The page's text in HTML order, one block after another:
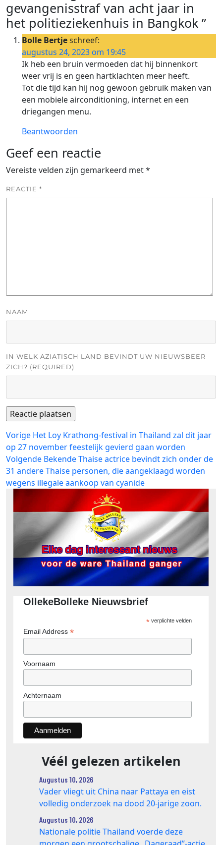
gevangenisstraf van acht jaar in
het politieziekenhuis in Bangkok ”
Bolle Bertjeschreef:
augustus 24, 2023 om 19:45
Ik heb een bruin vermoeden dat hij binnenkort
weer vrij is en geen hartklachten meer heeft.
Tot die tijd kan hij nog gewoon gebruik maken van
een mobiele airconditioning, internet en een
driegangen menu.
Beantwoorden
Geef een reactie
Vereiste velden zijn gemarkeerd met*
REACTIE *
NAAM
IN WELK AZIATISCH LAND BEVINDT UW NIEUWSBEER
ZICH? (REQUIRED)
Bericht
navigatie
Vorige Vorig
bericht:
Het Loy Krathong-festival in Thailand zal dit jaar
op 27 november feestelijk gevierd gaan worden
Volgende Volgend
bericht:
Bekende Thaise actrice bevindt zich onder de
31 andere Thaise personen, die aangeklaagd worden
wegens illegale aankoop van cyanide
OllekeBolleke Nieuwsbrief
*verplichte velden
Email Address *
Voornaam
Achternaam
Véél gelezen artikelen
Augustus 10, 2026
Vader vliegt uit China naar Pattaya en eist
volledig onderzoek na dood 20‑jarige zoon.
Augustus 10, 2026
Nationale politie Thailand voerde deze